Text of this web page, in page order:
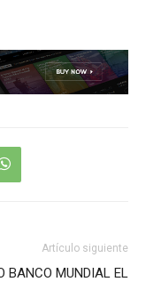
Artículo siguiente
BANCO MUNDIAL EL